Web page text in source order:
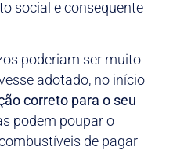
social e consequente
poderiam ser muito
adotado, no início
correto para o seu
podem poupar o
de pagar